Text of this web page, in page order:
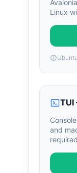
Linux
TUI
and